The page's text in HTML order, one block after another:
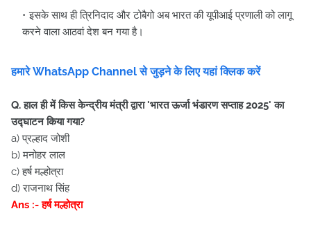
इसके साथ ही त्रिनिदाद और टोबैगो अब भारत की यूपीआई प्रणाली को लागू
करने वाला आठवां देश बन गया है।
हमारे WhatsApp Channel से जुड़ने के लिए यहां क्लिक करें
Q. हाल ही में किस केन्द्रीय मंत्री द्वारा 'भारत ऊर्जा भंडारण सप्ताह 2025' का
उद्घाटन किया गया?
a) प्रल्हाद जोशी
b) मनोहर लाल
c) हर्ष मल्होत्रा
d) राजनाथ सिंह
Ans :- हर्ष मल्होत्रा